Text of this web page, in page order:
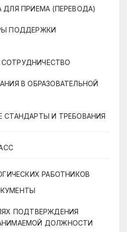
ДЛЯ ПРИЕМА (ПЕРЕВОДА)
ПОДДЕРЖКИ
В ОБРАЗОВАТЕЛЬНОЙ
СТАНДАРТЫ И ТРЕБОВАНИЯ
РАБОТНИКОВ
ПОДТВЕРЖДЕНИЯ
ДОЛЖНОСТИ